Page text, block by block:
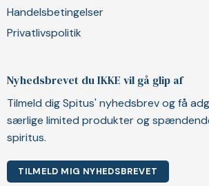
Handelsbetingelser
Privatlivspolitik
Nyhedsbrevet du IKKE vil gå glip af
Tilmeld dig Spitus' nyhedsbrev og få
særlige limited produkter og
spiritus.
TILMELD MIG NYHEDSBREVET